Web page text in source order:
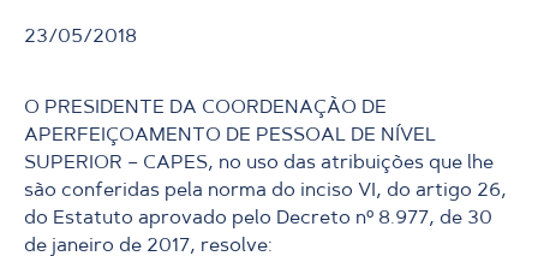
23/05/2018
O PRESIDENTE DA COORDENAÇÃO DE
APERFEIÇOAMENTO DE PESSOAL DE NÍVEL
SUPERIOR – CAPES, no uso das atribuições que lhe
são conferidas pela norma do inciso VI, do artigo 26,
do Estatuto aprovado pelo Decreto nº 8.977, de 30
de janeiro de 2017, resolve: